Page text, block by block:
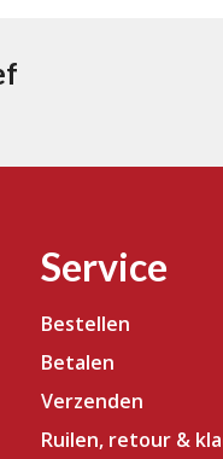
Service
Bestellen
Betalen
Verzenden
Ruilen, retour &